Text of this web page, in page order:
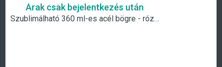
Árak csak bejelentkezés után
Szublimálható 360 ml-es acél bögre - rózsaszín